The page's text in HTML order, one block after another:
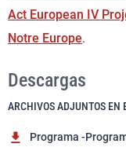
Act European IV
Notre Europe.
Descargas
ARCHIVOS ADJUNTOS EN
Programa -